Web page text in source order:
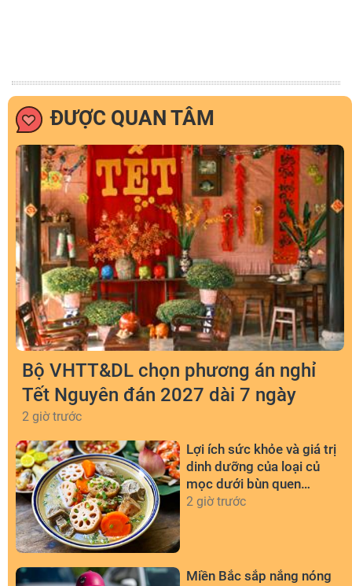
ĐƯỢC QUAN TÂM
Bộ VHTT&DL chọn phương án nghỉ
Tết Nguyên đán 2027 dài 7 ngày
2 giờ trước
Lợi ích sức khỏe và giá trị
dinh dưỡng của loại củ
mọc dưới bùn quen
thuộc
2 giờ trước
Miền Bắc sắp nắng nóng